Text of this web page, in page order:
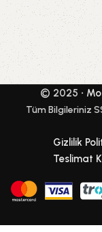
© 2025 •
Tüm Bilgileriniz
Gizlilik
Teslimat